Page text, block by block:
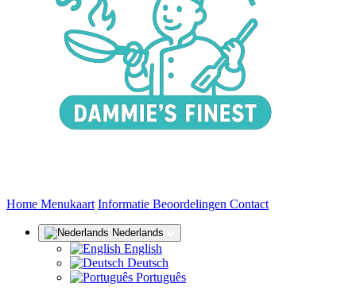
Home (huidige)
Menukaart Informatie Beoordelingen Contact
Nederlands
English
Deutsch
Português